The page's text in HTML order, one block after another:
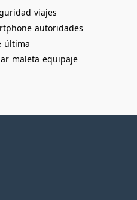
viajes
autoridades
última
maleta equipaje